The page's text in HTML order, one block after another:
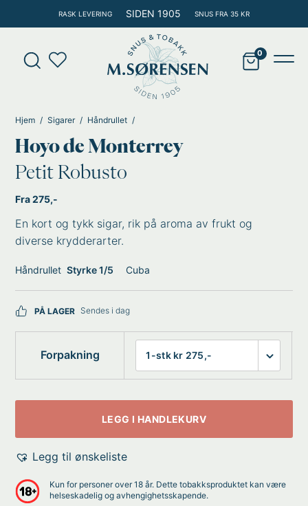
rett
innholdet
RASK LEVERING SIDEN 1905 SNUS FRA 35 KR
Products
search
Hjem Sigarer Håndrullet
Hoyo de Monterrey
Petit Robusto
Fra 275,-
En kort og tykk sigar, rik på aroma av frukt og
diverse krydderarter.
Håndrullet Styrke 1/5 Cuba
PÅ LAGER Sendes i dag
Forpakning
LEGG I HANDLEKURV
Legg til ønskeliste
Kun for personer over 18 år. Dette tobakksproduktet kan være
helseskadelig og avhengighetsskapende.